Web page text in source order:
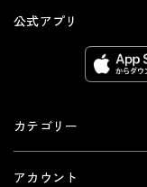
公式アプリ
カテゴリー
アカウント